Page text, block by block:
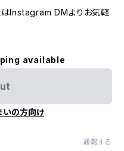
はInstagram DMよりお気軽
available
いの方向け
通報する